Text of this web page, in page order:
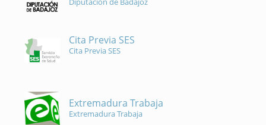
Cita Previa SES
Cita Previa SES
Extremadura Trabaja
Extremadura Trabaja